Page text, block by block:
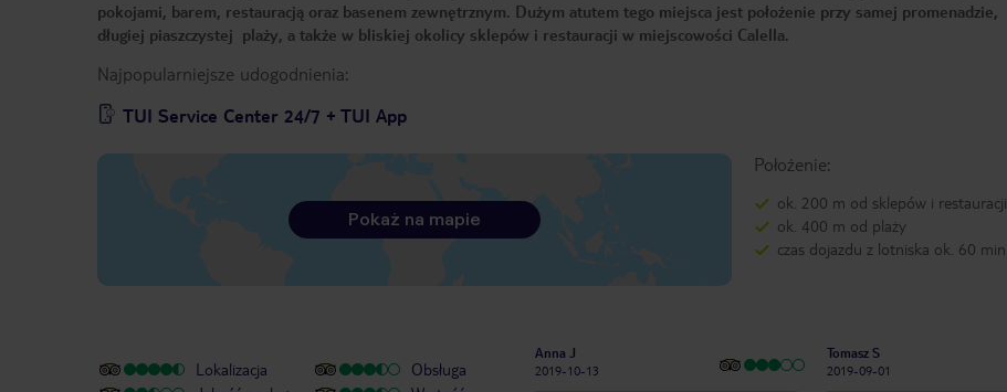
pokojami, barem, restauracją oraz basenem zewnętrznym. Dużym atutem tego miejsca jest położenie przy samej promenadzie,
długiej piaszczystej plaży, a także w bliskiej okolicy sklepów i restauracji w miejscowości Calella.
Najpopularniejsze udogodnienia:
TUI Service Center 24/7 + TUI App
Położenie:
ok. 200 m od sklepów i restauracji
ok. 400 m od plaży
czas dojazdu z lotniska ok. 60 min
Pokaż na mapie
Lokalizacja
Obsługa
Anna J
2019-10-13
Tomasz S
2019-09-01